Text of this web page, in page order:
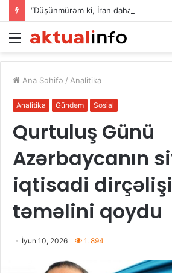
“Düşünmürəm ki, İran daha çox
Menu
Ana Səhifə / Analitika
Analitika Gündəm Sosial
Qurtuluş Günü
Azərbaycanın
iqtisadi
təməlini qoydu
İyun 10, 2026 1. 894